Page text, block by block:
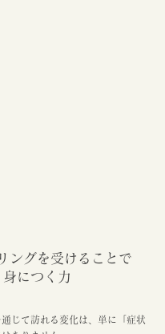
ングを受けることで
身につく力
じて訪れる変化は、単に「症状